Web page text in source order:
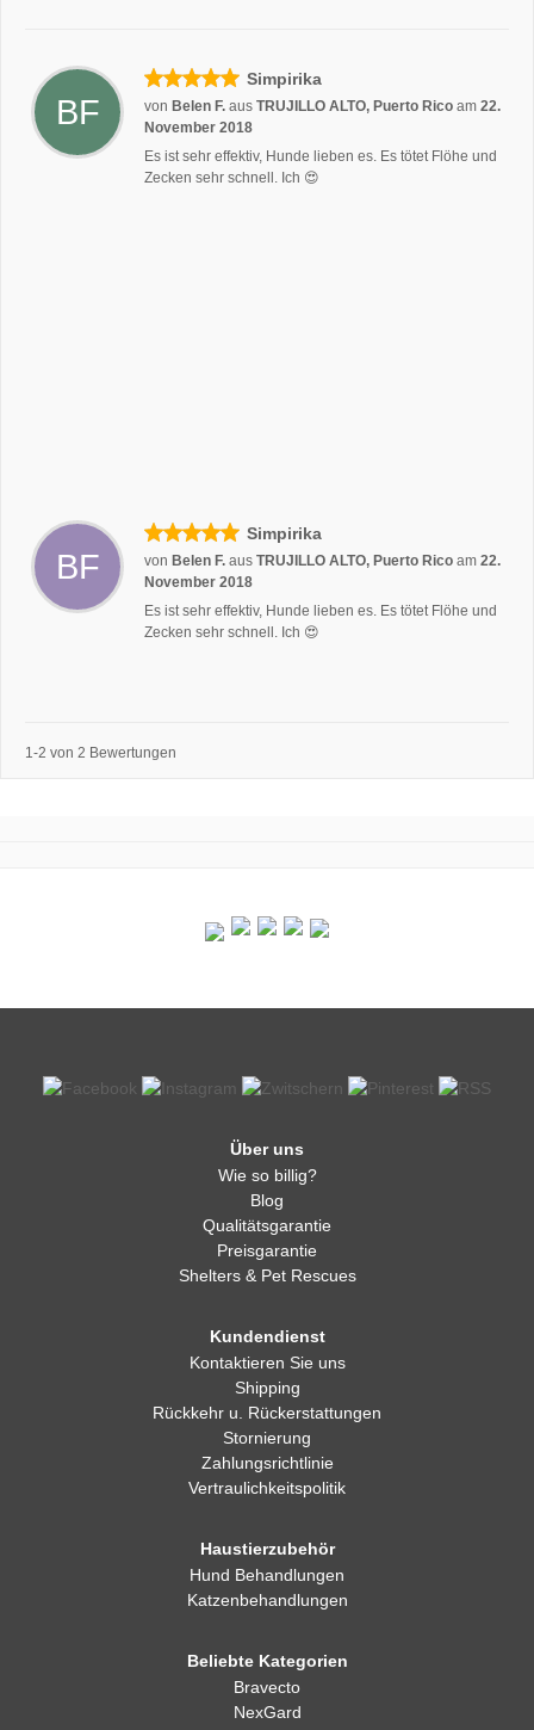
BF
Simpirika
von Belen F. aus TRUJILLO ALTO, Puerto Rico am 22.
November 2018
Es ist sehr effektiv, Hunde lieben es. Es tötet Flöhe und
Zecken sehr schnell. Ich 😍
BF
Simpirika
von Belen F. aus TRUJILLO ALTO, Puerto Rico am 22.
November 2018
Es ist sehr effektiv, Hunde lieben es. Es tötet Flöhe und
Zecken sehr schnell. Ich 😍
1-2 von 2 Bewertungen
Über uns
Wie so billig?
Blog
Qualitätsgarantie
Preisgarantie
Shelters & Pet Rescues
Kundendienst
Kontaktieren Sie uns
Shipping
Rückkehr u. Rückerstattungen
Stornierung
Zahlungsrichtlinie
Vertraulichkeitspolitik
Haustierzubehör
Hund Behandlungen
Katzenbehandlungen
Beliebte Kategorien
Bravecto
NexGard